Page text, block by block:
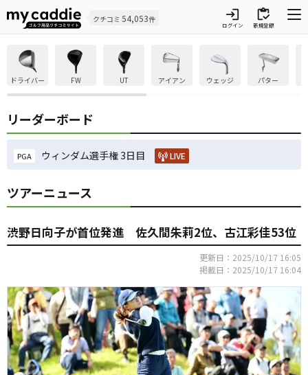
クチコミ 54,053件 login
ログイン
inventory
新規登録
ドライバー FW UT アイアン ウェッジ パター
リーダーボード
PGA ウィンダム選手権 3日目 LIVE
ツアーニュース
渋野日向子が首位発進 佐久間朱莉2位、古江彩佳53位
更新日：2025/10/17 16:05
掲載日：2025/10/17 16:04